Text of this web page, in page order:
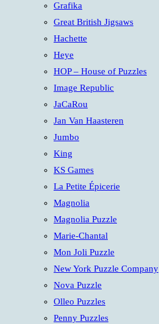
Grafika
Great British Jigsaws
Hachette
Heye
HOP – House of Puzzles
Image Republic
JaCaRou
Jan Van Haasteren
Jumbo
King
KS Games
La Petite Épicerie
Magnolia
Magnolia Puzzle
Marie-Chantal
Mon Joli Puzzle
New York Puzzle Company
Nova Puzzle
Olleo Puzzles
Penny Puzzles